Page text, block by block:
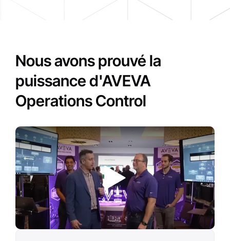
puissance d'AVEVA
Operations Control
Play